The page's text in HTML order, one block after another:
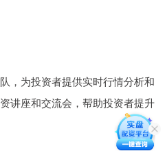
，为投资者提供实时行情分析和
讲座和交流会，帮助投资者提升